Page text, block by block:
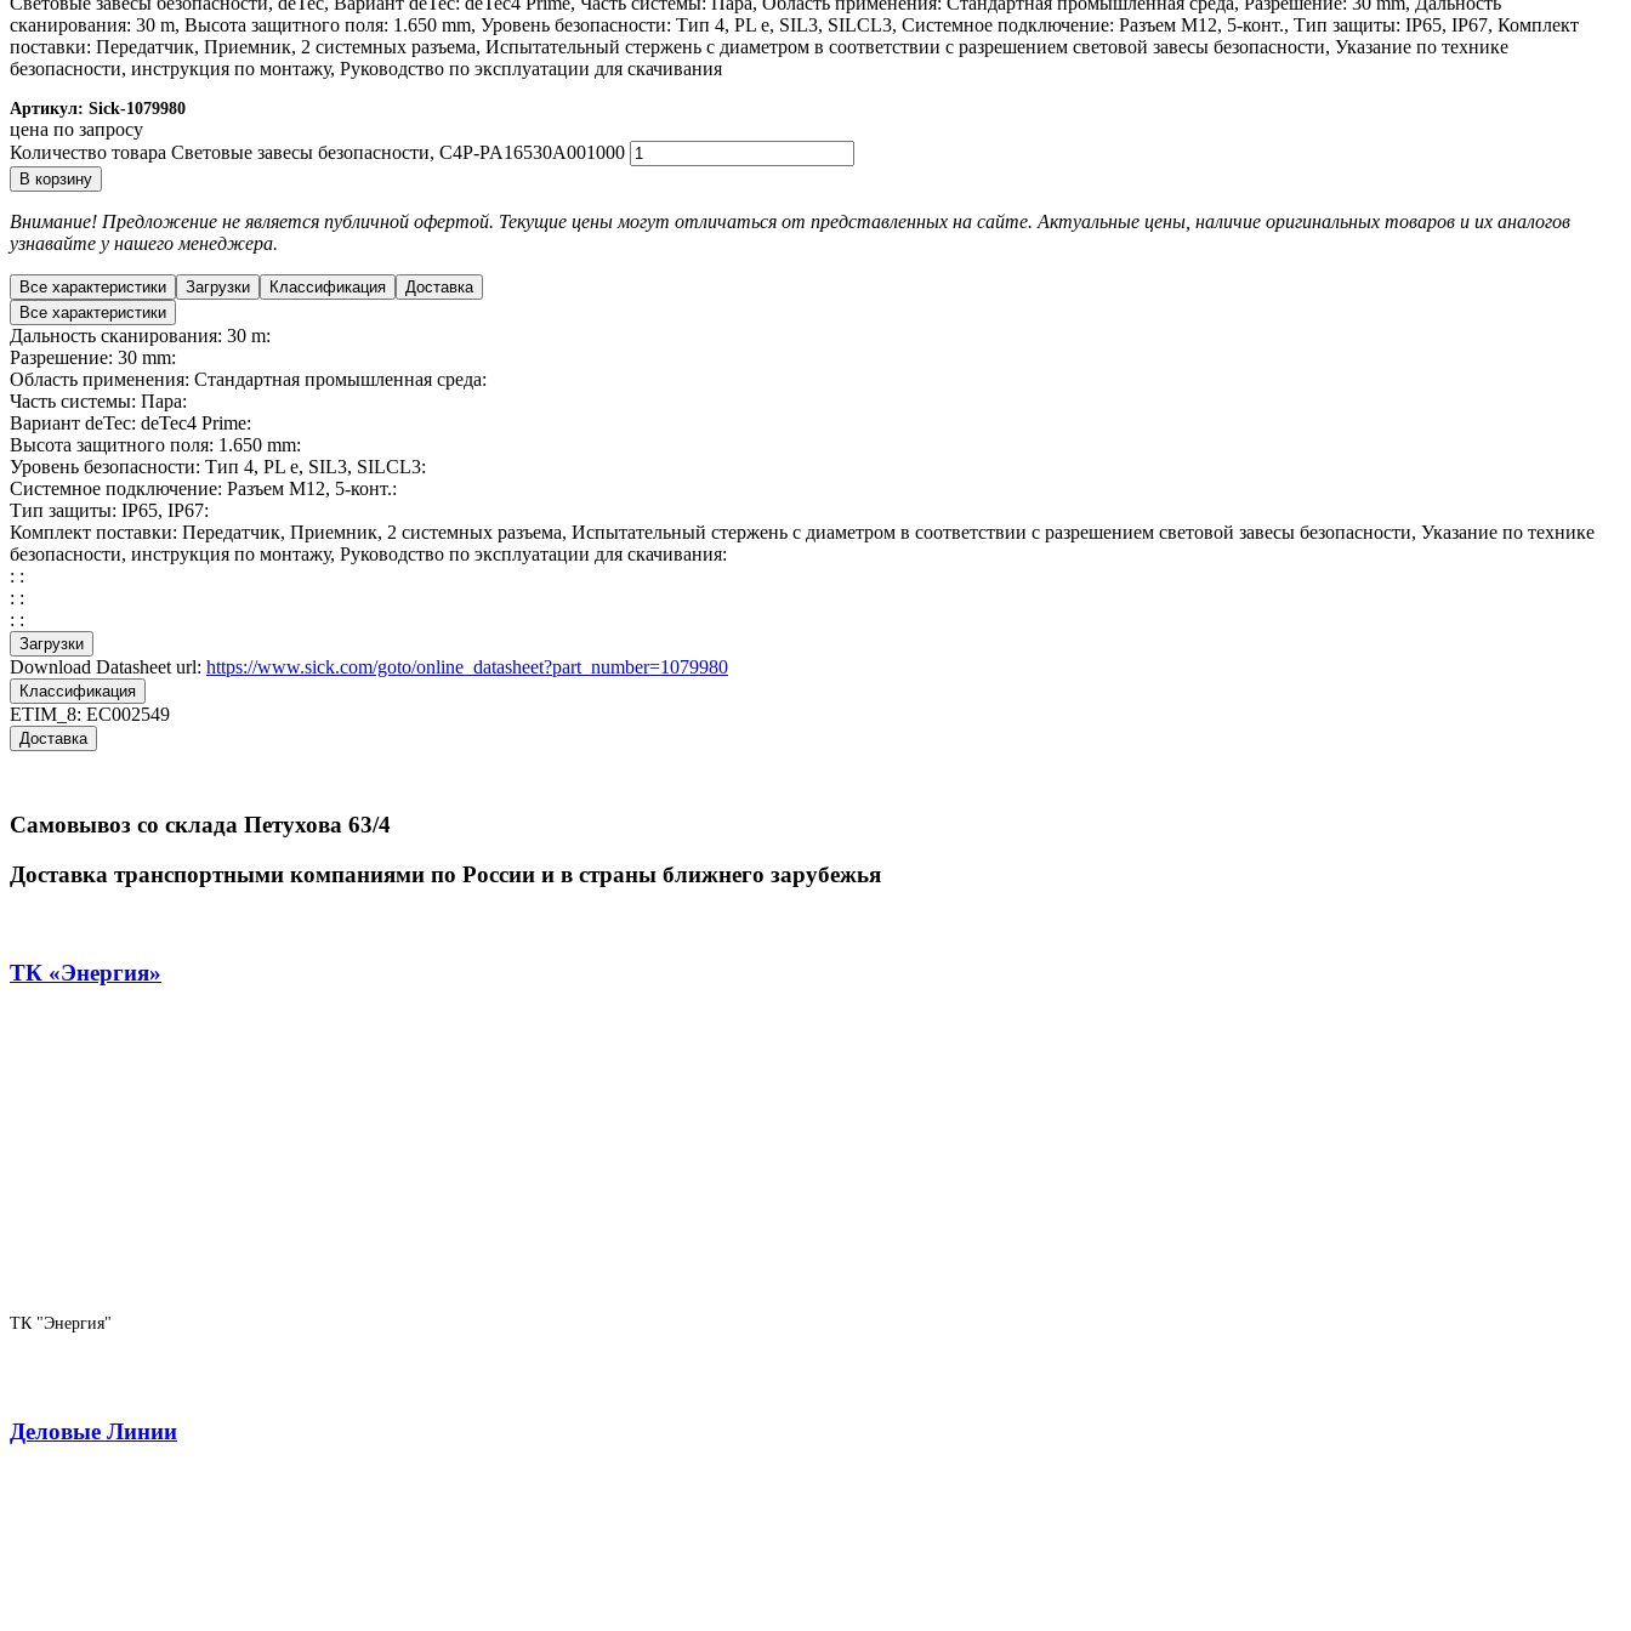
сканирования: 30 m, Высота защитного поля: 1.650 mm, Уровень безопасности: Тип 4, PL e, SIL3, SILCL3, Системное подключение: Разъем M12, 5-конт., Тип защиты: IP65, IP67, Комплект
поставки: Передатчик, Приемник, 2 системных разъема, Испытательный стержень с диаметром в соответствии с разрешением световой завесы безопасности, Указание по технике
безопасности, инструкция по монтажу, Руководство по эксплуатации для скачивания
Артикул: Sick-1079980
цена по запросу
Количество товара Световые завесы безопасности, C4P-PA16530A001000
В корзину
Внимание! Предложение не является публичной офертой. Текущие цены могут отличаться от представленных на сайте. Актуальные цены, наличие оригинальных товаров и их аналогов
узнавайте у нашего менеджера.
Все характеристики Загрузки Классификация
Доставка
Все характеристики
Дальность сканирования: 30 m:
Разрешение: 30 mm:
Область применения: Стандартная промышленная среда:
Часть системы: Пара:
Вариант deTec: deTec4 Prime:
Высота защитного поля: 1.650 mm:
Уровень безопасности: Тип 4, PL e, SIL3, SILCL3:
Системное подключение: Разъем M12, 5-конт.:
Тип защиты: IP65, IP67:
Комплект поставки: Передатчик, Приемник, 2 системных разъема, Испытательный стержень с диаметром в соответствии с разрешением световой завесы безопасности, Указание по технике
безопасности, инструкция по монтажу, Руководство по эксплуатации для скачивания:
: :
: :
: :
Загрузки
Download Datasheet url: https://www.sick.com/goto/online_datasheet?part_number=1079980
Классификация
ETIM_8: EC002549
Доставка
Самовывоз со склада Петухова 63/4
Доставка транспортными компаниями по России и в страны ближнего зарубежья
ТК «Энергия»
ТК "Энергия"
Деловые Линии